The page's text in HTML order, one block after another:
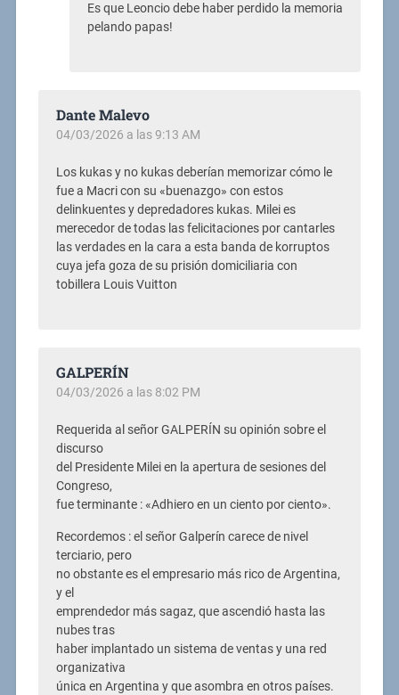
Es que Leoncio debe haber perdido la memoria
pelando papas!
Dante Malevo
04/03/2026 a las 9:13 AM
Los kukas y no kukas deberían memorizar cómo le
fue a Macri con su «buenazgo» con estos
delinkuentes y depredadores kukas. Milei es
merecedor de todas las felicitaciones por cantarles
las verdades en la cara a esta banda de korruptos
cuya jefa goza de su prisión domiciliaria con
tobillera Louis Vuitton
GALPERÍN
04/03/2026 a las 8:02 PM
Requerida al señor GALPERÍN su opinión sobre el
discurso
del Presidente Milei en la apertura de sesiones del
Congreso,
fue terminante : «Adhiero en un ciento por ciento».
Recordemos : el señor Galperín carece de nivel
terciario, pero
no obstante es el empresario más rico de Argentina,
y el
emprendedor más sagaz, que ascendió hasta las
nubes tras
haber implantado un sistema de ventas y una red
organizativa
única en Argentina y que asombra en otros países.